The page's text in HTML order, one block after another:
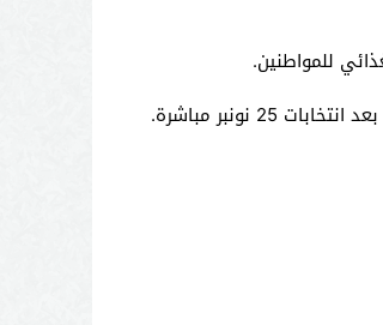
للمواطنين.
مباشرة.